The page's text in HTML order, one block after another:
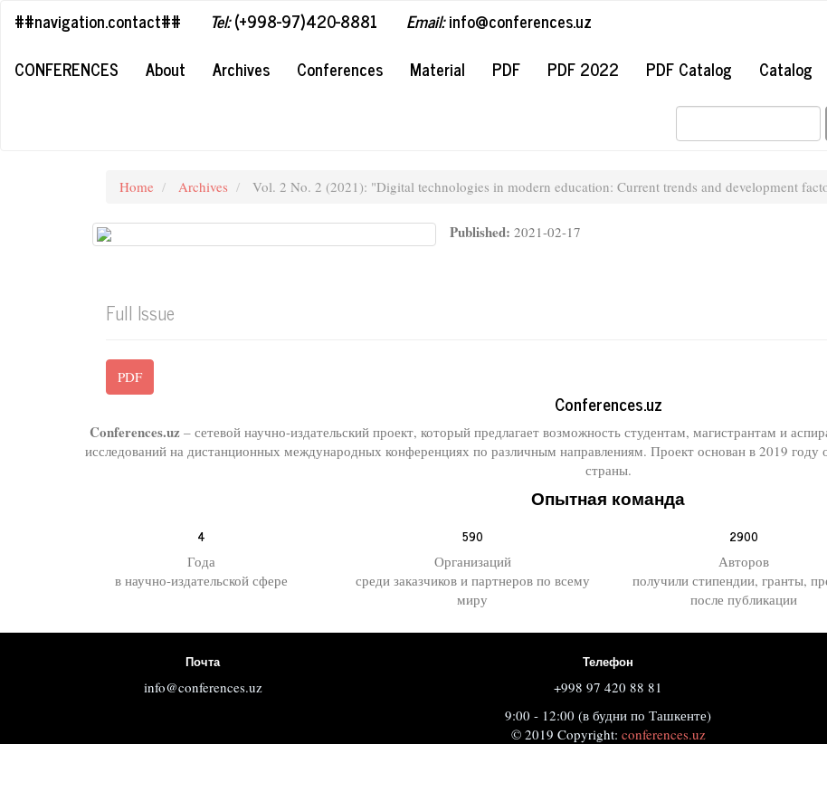
##plugins.themes.bootstrap3.accessible_menu.main_navigation##
##plugins.themes.bootstrap3.accessible_menu.sidebar##
##navigation.contact## Tel:(+998-97)420-8881 Email:info@conferences.uz
CONFERENCES
About Archives Conferences Material PDF PDF 2022 PDF Catalog Catalog
Home Archives Vol. 2 No. 2 (2021): "Digital technologies in modern education: Current trends and development
Published: 2021-02-17
Full Issue
PDF
Conferences.uz
Conferences.uz– сетевой научно-издательский проект, который предлагает возможность студентам, магистрантам и
исследований на дистанционных международных конференциях по различным направлениям. Проект основан в 2019
страны.
Опытная команда
4
Года
в научно-издательской сфере
590
Организаций
среди заказчиков и партнеров по всему
миру
2900
Авторов
получили стипендии, гранты,
после публикации
Почта
info@conferences.uz
Телефон
+998 97 420 88 81
9:00 - 12:00 (в будни по Ташкенте)
© 2019 Copyright: conferences.uz